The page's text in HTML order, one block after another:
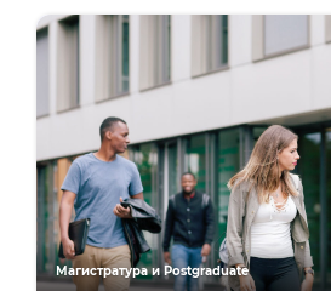
Магистратура и Postgraduate
EU